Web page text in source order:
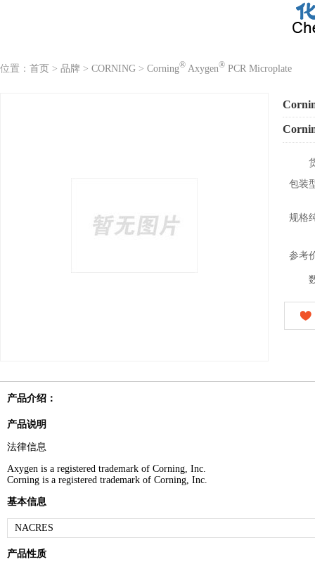
位置： 首页 > 品牌 > CORNING > Corning® Axygen® PCR Microplate
包装
规格
参考
产品介绍：
产品说明
法律信息
Axygen is a registered trademark of Corning, Inc.
Corning is a registered trademark of Corning, Inc.
基本信息
NACRES
产品性质